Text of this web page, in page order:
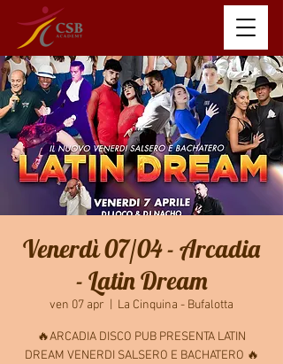
Venerdì 07/04 - Arcadia
- Latin Dream
ven 07 apr La Cinquina - Bufalotta
🔥ARCADIA DISCO PUB PRESENTA LATIN
DREAM VENERDI SALSERO E BACHATERO 🔥